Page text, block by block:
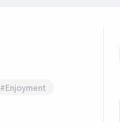
#Enjoyment